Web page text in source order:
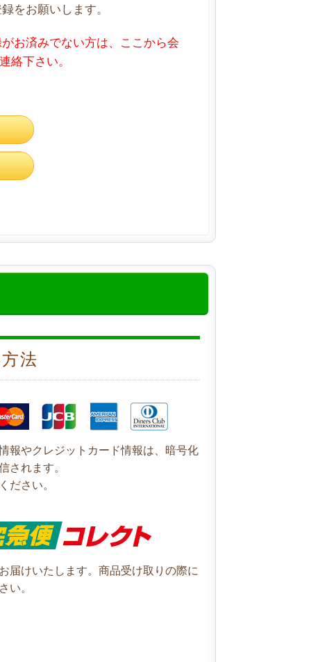
をお願いします。
お済みでない方は、ここから会
絡下さい。
法
報やクレジットカード情報は、暗号化
されます。
ださい。
届けいたします。商品受け取りの際に
い。